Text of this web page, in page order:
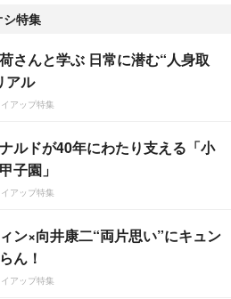
特集
さんと学ぶ 日常に潜む“人身取
アル
アップ特集
ルドが40年にわたり支える「小
子園」
アップ特集
ン×向井康二“両片思い”にキュン
ん！
アップ特集